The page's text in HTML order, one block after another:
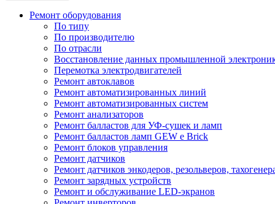
Ремонт оборудования
По типу
По производителю
По отрасли
Восстановление данных промышленной
Перемотка электродвигателей
Ремонт автоклавов
Ремонт автоматизированных линий
Ремонт автоматизированных систем
Ремонт анализаторов
Ремонт балластов для УФ-сушек и ламп
Ремонт балластов ламп GEW e Brick
Ремонт блоков управления
Ремонт датчиков
Ремонт датчиков энкодеров, резольверов,
Ремонт зарядных устройств
Ремонт и обслуживание LED-экранов